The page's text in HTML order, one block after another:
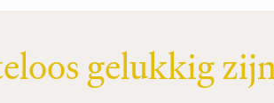
gelukkig